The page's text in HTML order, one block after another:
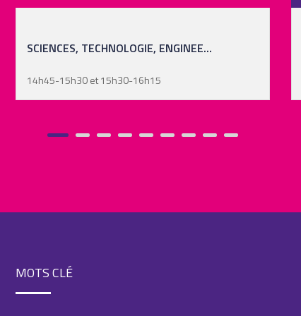
LA PÉDAGOGIE DU BONHEUR
14h45-15h30 et 15h30-16h15
MOTS CLÉ